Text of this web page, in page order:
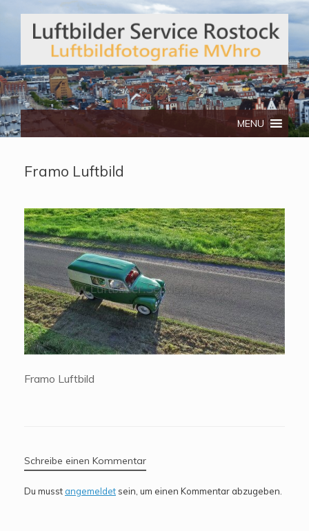
Telefon: 0172/3134512
MENU
Framo Luftbild
Framo Luftbild
Schreibe einen Kommentar
Du musst angemeldet sein, um einen Kommentar abzugeben.